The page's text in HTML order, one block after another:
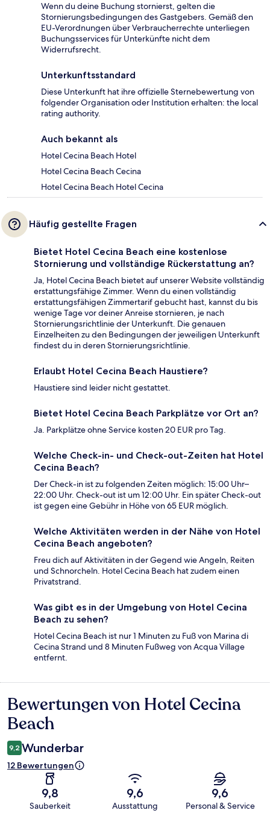
Wenn du deine Buchung stornierst, gelten die
Stornierungsbedingungen des Gastgebers. Gemäß den
EU-Verordnungen über Verbraucherrechte unterliegen
Buchungsservices für Unterkünfte nicht dem
Widerrufsrecht.
Unterkunftsstandard
Diese Unterkunft hat ihre offizielle Sternebewertung von
folgender Organisation oder Institution erhalten: the local
rating authority.
Auch bekannt als
Hotel Cecina Beach Hotel
Hotel Cecina Beach Cecina
Hotel Cecina Beach Hotel Cecina
Häufig gestellte Fragen
Bietet Hotel Cecina Beach eine kostenlose
Stornierung und vollständige Rückerstattung an?
Ja, Hotel Cecina Beach bietet auf unserer Website vollständig
erstattungsfähige Zimmer. Wenn du einen vollständig
erstattungsfähigen Zimmertarif gebucht hast, kannst du bis
wenige Tage vor deiner Anreise stornieren, je nach
Stornierungsrichtlinie der Unterkunft. Die genauen
Einzelheiten zu den Bedingungen der jeweiligen Unterkunft
findest du in deren Stornierungsrichtlinie.
Erlaubt Hotel Cecina Beach Haustiere?
Haustiere sind leider nicht gestattet.
Bietet Hotel Cecina Beach Parkplätze vor Ort an?
Ja. Parkplätze ohne Service kosten 20 EUR pro Tag.
Welche Check-in- und Check-out-Zeiten hat Hotel
Cecina Beach?
Der Check-in ist zu folgenden Zeiten möglich: 15:00 Uhr–
22:00 Uhr. Check-out ist um 12:00 Uhr. Ein später Check-out
ist gegen eine Gebühr in Höhe von 65 EUR möglich.
Welche Aktivitäten werden in der Nähe von Hotel
Cecina Beach angeboten?
Freu dich auf Aktivitäten in der Gegend wie Angeln, Reiten
und Schnorcheln. Hotel Cecina Beach hat zudem einen
Privatstrand.
Was gibt es in der Umgebung von Hotel Cecina
Beach zu sehen?
Hotel Cecina Beach ist nur 1 Minuten zu Fuß von Marina di
Cecina Strand und 8 Minuten Fußweg von Acqua Village
entfernt.
Bewertungen
Bewertungen von Hotel Cecina
Beach
9,2 Wunderbar
12 Bewertungen
9,8
Sauberkeit
9,6
Ausstattung
9,6
Personal & Service